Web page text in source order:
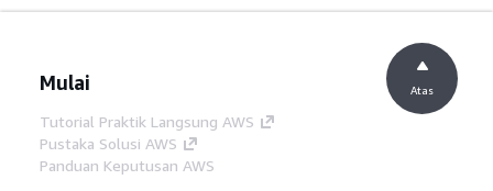
Mulai
Tutorial Praktik Langsung AWS
Pustaka Solusi AWS
Panduan Keputusan AWS
Atas